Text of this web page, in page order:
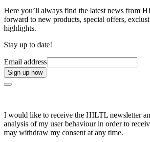
Here you’ll always find the latest news from
forward to new products, special offers,
highlights.
Stay up to date!
Email address
Sign up now
I would like to receive the HILTL newsletter
analysis of my user behaviour in order to
may withdraw my consent at any time.